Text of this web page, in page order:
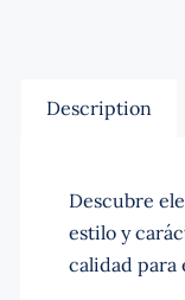
Description
Descubre
estilo y
calidad para